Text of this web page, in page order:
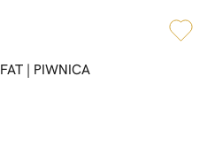
FAT | PIWNICA